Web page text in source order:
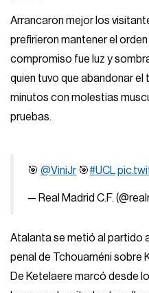
Arrancaron mejor los
prefirieron mantener el orden
compromiso fue luz y
quien tuvo que abandonar
minutos con molestias
pruebas.
🎯@ViniJr🎯#UCL
— Real Madrid C.F.
Atalanta se metió al partido
penal de Tchouaméni sobre
De Ketelaere marcó desde